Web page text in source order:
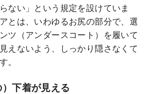
ない」という規定を設けていま
とは、いわゆるお尻の部分で、選
ツ（アンダースコート）を履いて
えないよう、しっかり隠さなくて
。
）下着が見える